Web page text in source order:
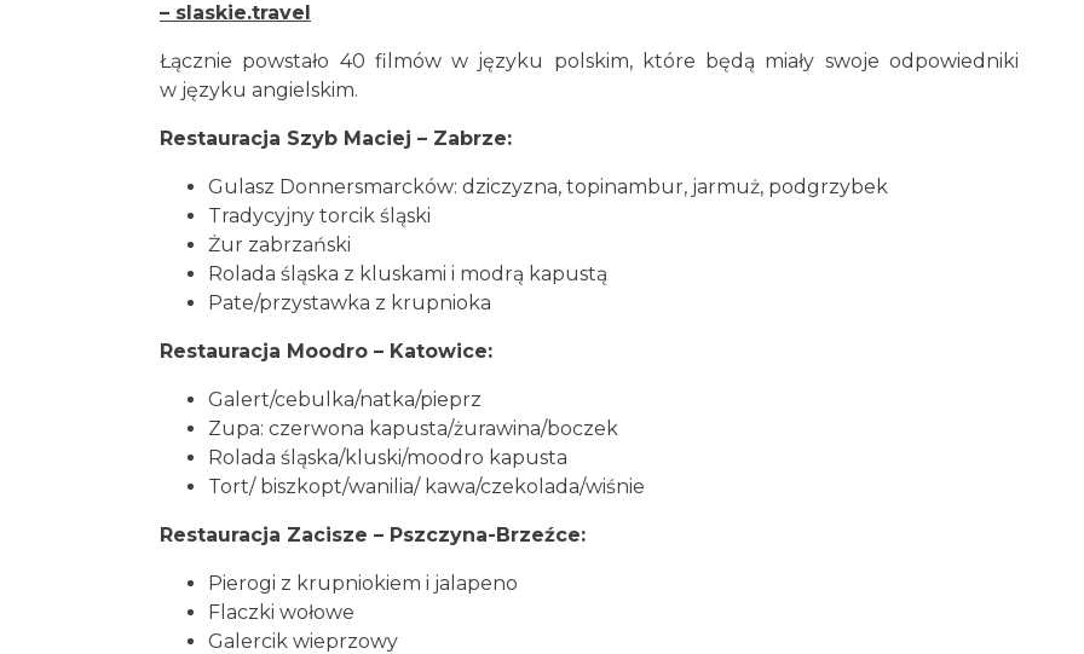
– slaskie.travel
Łącznie powstało 40 filmów w języku polskim, które będą miały swoje odpowiedniki
w języku angielskim.
Restauracja Szyb Maciej – Zabrze:
Gulasz Donnersmarcków: dziczyzna, topinambur, jarmuż, podgrzybek
Tradycyjny torcik śląski
Żur zabrzański
Rolada śląska z kluskami i modrą kapustą
Pate/przystawka z krupnioka
Restauracja Moodro – Katowice:
Galert/cebulka/natka/pieprz
Zupa: czerwona kapusta/żurawina/boczek
Rolada śląska/kluski/moodro kapusta
Tort/ biszkopt/wanilia/ kawa/czekolada/wiśnie
Restauracja Zacisze – Pszczyna-Brzeźce:
Pierogi z krupniokiem i jalapeno
Flaczki wołowe
Galercik wieprzowy